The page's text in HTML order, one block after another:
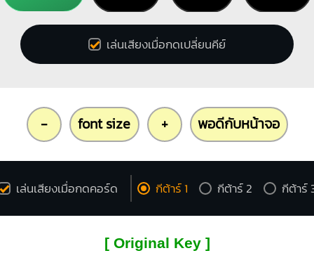
เล่นเสียงเมื่อกดเปลี่ยนคีย์
- font size + พอดีกับหน้าจอ
เล่นเสียงเมื่อกดคอร์ด กีต้าร์ 1 กีต้าร์ 2 กีต้าร์
[ Original Key ]